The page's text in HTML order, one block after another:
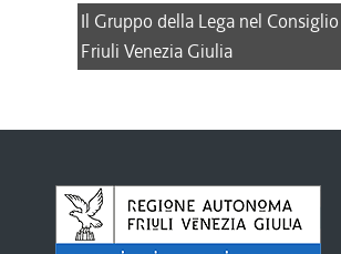
Il Gruppo della Lega nel
Friuli Venezia Giulia